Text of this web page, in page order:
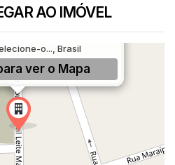
AO IMÓVEL
Martins, 300, Digite o
a..., Digite o nome do
o..., Brasil
ver o Mapa